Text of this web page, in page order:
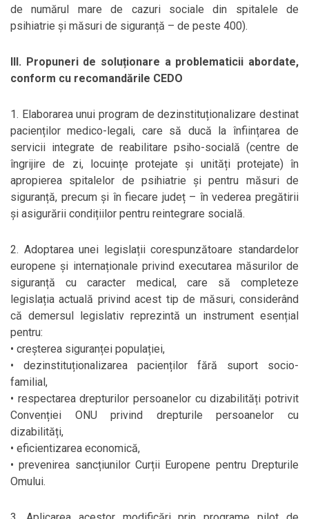
de numărul mare de cazuri sociale din spitalele de
psihiatrie și măsuri de siguranță – de peste 400).
III. Propuneri de soluționare a problematicii abordate,
conform cu recomandările CEDO
1. Elaborarea unui program de dezinstituționalizare destinat
pacienților medico-legali, care să ducă la înființarea de
servicii integrate de reabilitare psiho-socială (centre de
îngrijire de zi, locuințe protejate și unități protejate) în
apropierea spitalelor de psihiatrie și pentru măsuri de
siguranță, precum și în fiecare județ – în vederea pregătirii
și asigurării condițiilor pentru reintegrare socială.
2. Adoptarea unei legislații corespunzătoare standardelor
europene și internaționale privind executarea măsurilor de
siguranță cu caracter medical, care să completeze
legislația actuală privind acest tip de măsuri, considerând
că demersul legislativ reprezintă un instrument esențial
pentru:
• creșterea siguranței populației,
• dezinstituționalizarea pacienților fără suport socio-
familial,
• respectarea drepturilor persoanelor cu dizabilități potrivit
Convenției ONU privind drepturile persoanelor cu
dizabilități,
• eficientizarea economică,
• prevenirea sancțiunilor Curții Europene pentru Drepturile
Omului.